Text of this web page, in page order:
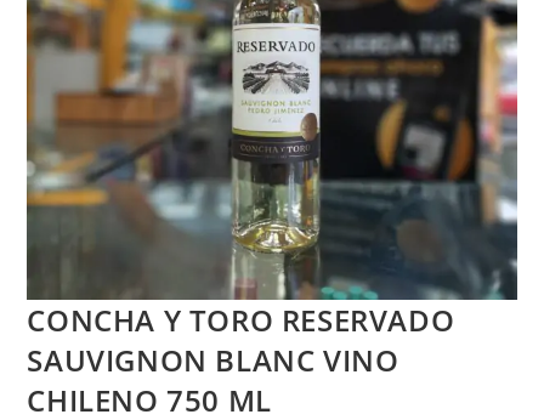
CONCHA Y TORO RESERVADO
SAUVIGNON BLANC VINO
CHILENO 750 ML